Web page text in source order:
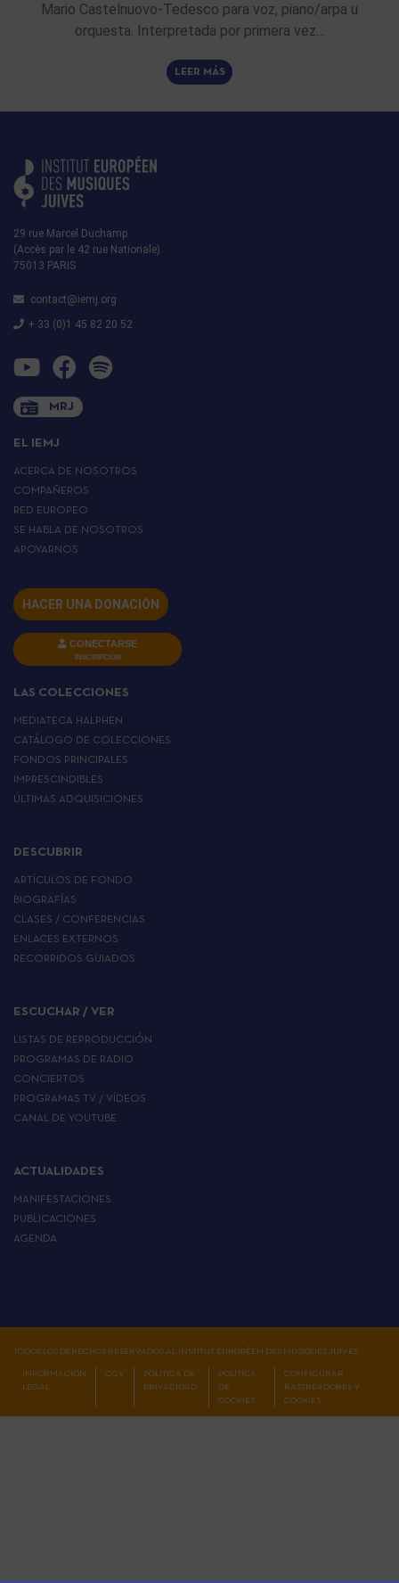
Mario Castelnuovo-Tedesco para voz, piano/arpa u
orquesta. Interpretada por primera vez…
LEER MÁS
29 rue Marcel Duchamp
(Accès par le 42 rue Nationale)
75013 PARIS
contact@iemj.org
+ 33 (0)1 45 82 20 52
MRJ
EL IEMJ
ACERCA DE NOSOTROS
COMPAÑEROS
RED EUROPEO
SE HABLA DE NOSOTROS
APOYARNOS
HACER UNA DONACIÓN
CONECTARSE
INSCRIPCIÓN
LAS COLECCIONES
MEDIATECA HALPHEN
CATÁLOGO DE COLECCIONES
FONDOS PRINCIPALES
IMPRESCINDIBLES
ÚLTIMAS ADQUISICIONES
DESCUBRIR
ARTÍCULOS DE FONDO
BIOGRAFÍAS
CLASES / CONFERENCIAS
ENLACES EXTERNOS
RECORRIDOS GUIADOS
ESCUCHAR / VER
LISTAS DE REPRODUCCIÓN
PROGRAMAS DE RADIO
CONCIERTOS
PROGRAMAS TV / VÍDEOS
CANAL DE YOUTUBE
ACTUALIDADES
MANIFESTACIONES
PUBLICACIONES
AGENDA
TODOS LOS DERECHOS RESERVADOS AL INSTITUT EUROPÉEN DES MUSIQUES JUIVES
INFORMACIÓN
LEGAL
CGV
POLÍTICA DE
PRIVACIDAD
POLÍTICA
DE
COOKIES
CONFIGURAR
RASTREADORES Y
COOKIES